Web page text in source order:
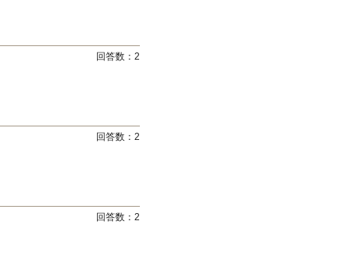
回答数： 2
回答数： 2
回答数： 2